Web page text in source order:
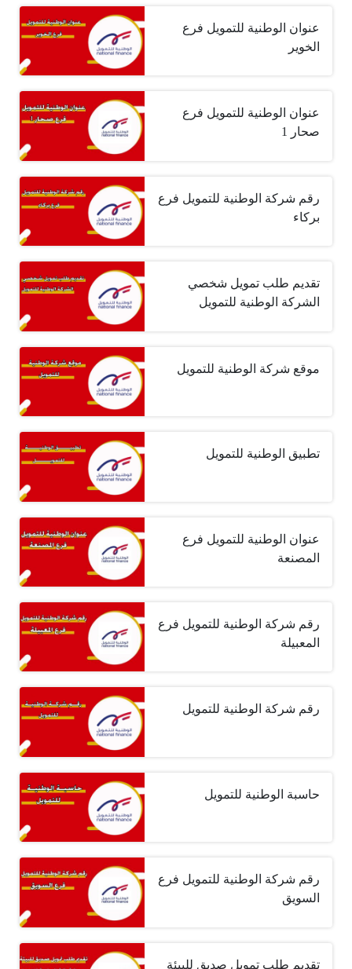
عنوان الوطنية للتمويل فرع
الخوير
عنوان الوطنية للتمويل فرع
صحار 1
رقم شركة الوطنية للتمويل فرع
بركاء
تقديم طلب تمويل شخصي
الشركة الوطنية للتمويل
موقع شركة الوطنية للتمويل
تطبيق الوطنية للتمويل
عنوان الوطنية للتمويل فرع
المصنعة
رقم شركة الوطنية للتمويل فرع
المعبيلة
رقم شركة الوطنية للتمويل
حاسبة الوطنية للتمويل
رقم شركة الوطنية للتمويل فرع
السويق
تقديم طلب تمويل صديق للبيئة